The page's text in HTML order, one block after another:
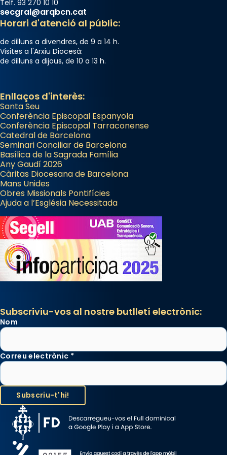
Telf. 93 270 10 10
secgral@arqbcn.cat
Horari d'atenció al públic:
de dilluns a divendres, de 9 a 14 h.
Visites a l'Arxiu Diocesà:
de dilluns a dijous, de 10 a 13 h.
Enllaços d'interès:
Santa Seu
Conferència Episcopal Espanyola
Conferència Episcopal Tarraconense
Catedral de Barcelona
Seminari Conciliar de Barcelona
Basílica de la Sagrada Família
Any Gaudí 2026
Càritas Diocesana de Barcelona
Mans Unides
Obres Missionals Pontifícies
Ajuda a l’Església Necessitada
Subscriviu-vos al nostre butlletí electrònic:
Nom
Correu electrònic *